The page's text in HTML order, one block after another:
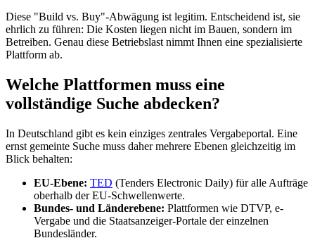
Diese "Build vs. Buy"-Abwägung ist legitim. Entscheidend ist, sie
ehrlich zu führen: Die Kosten liegen nicht im Bauen, sondern im
Betreiben. Genau diese Betriebslast nimmt Ihnen eine spezialisierte
Plattform ab.
Welche Plattformen muss eine
vollständige Suche abdecken?
In Deutschland gibt es kein einziges zentrales Vergabeportal. Eine
ernst gemeinte Suche muss daher mehrere Ebenen gleichzeitig im
Blick behalten:
EU-Ebene: TED (Tenders Electronic Daily) für alle Aufträge
oberhalb der EU-Schwellenwerte.
Bundes- und Länderebene: Plattformen wie DTVP, e-
Vergabe und die Staatsanzeiger-Portale der einzelnen
Bundesländer.